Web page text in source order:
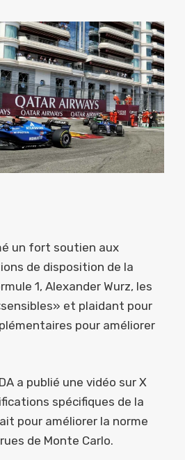
un fort soutien aux
de disposition de la
1, Alexander Wurz, les
et plaidant pour
pour améliorer
a publié une vidéo sur X
spécifiques de la
pour améliorer la norme
de Monte Carlo.